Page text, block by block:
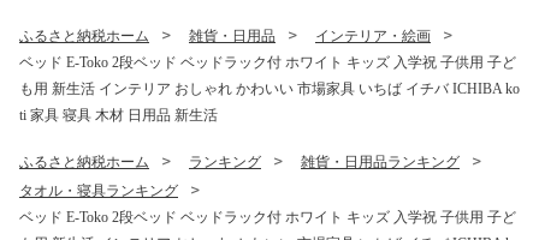
ふるさと納税ホーム 雑貨・日用品
インテリア・絵画
ベッド E-Toko 2段ベッド ベッドラック付 ホワイト キッズ 入学祝 子供用 子ど
も用 新生活 インテリア おしゃれ かわいい 市場家具 いちば イチバ ICHIBA ko
ti 家具 寝具 木材 日用品 新生活
ふるさと納税ホーム ランキング
雑貨・日用品ランキング
タオル・寝具ランキング
ベッド E-Toko 2段ベッド ベッドラック付 ホワイト キッズ 入学祝 子供用 子ど